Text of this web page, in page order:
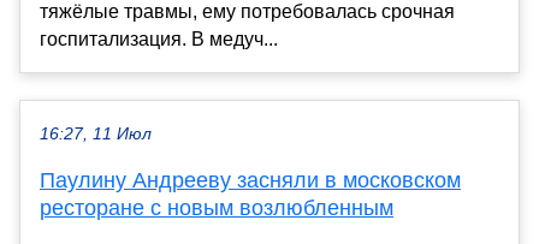
тяжёлые травмы, ему потребовалась срочная
госпитализация. В медуч...
16:27, 11 Июл
Паулину Андрееву засняли в московском
ресторане с новым возлюбленным